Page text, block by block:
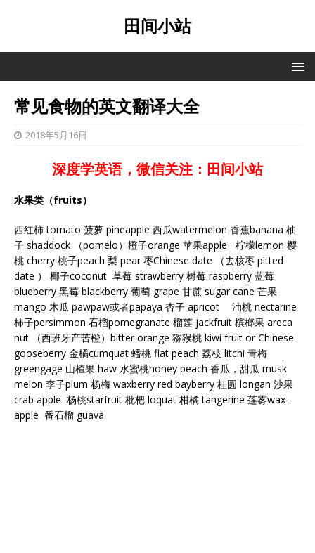
田间小站
常见食物的英文翻译大全
2018年5月16日
深度学英语，微信关注：田间小站
水果类（fruits）
西红柿 tomato 菠萝 pineapple 西瓜watermelon 香蕉banana 柚
子 shaddock （pomelo）橙子orange 苹果apple 柠檬lemon 樱
桃 cherry 桃子peach 梨 pear 枣Chinese date （去核枣 pitted
date ） 椰子coconut 草莓 strawberry 树莓 raspberry 蓝莓
blueberry 黑莓 blackberry 葡萄 grape 甘蔗 sugar cane 芒果
mango 木瓜 pawpaw或者papaya 杏子 apricot 油桃 nectarine
柿子persimmon 石榴pomegranate 榴莲 jackfruit 槟榔果 areca
nut （西班牙产苦橙）bitter orange 猕猴桃 kiwi fruit or Chinese
gooseberry 金橘cumquat 蟠桃 flat peach 荔枝 litchi 青梅
greengage 山楂果 haw 水蜜桃honey peach 香瓜，甜瓜 musk
melon 李子plum 杨梅 waxberry red bayberry 桂圆 longan 沙果
crab apple 杨桃starfruit 枇杷 loquat 柑橘 tangerine 莲雾wax-
apple 番石榴 guava